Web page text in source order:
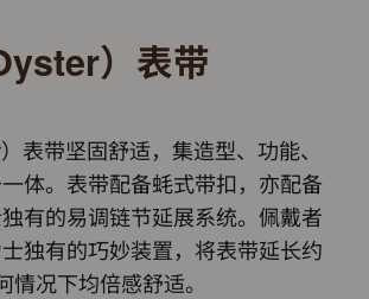
）表带
表带坚固舒适，集造型、功能、
体。表带配备蚝式带扣，亦配备
有的易调链节延展系统。佩戴者
独有的巧妙装置，将表带延长约
情况下均倍感舒适。